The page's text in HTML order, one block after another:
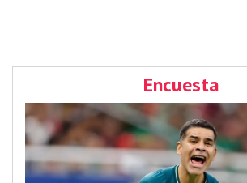
Encuesta